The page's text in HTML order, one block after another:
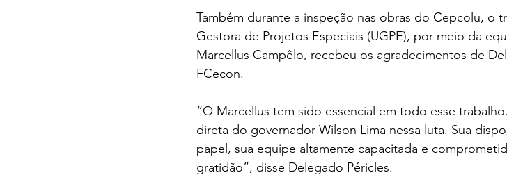
Também durante a inspeção nas obras do Cepcolu, o
Gestora de Projetos Especiais (UGPE), por meio da
Marcellus Campêlo, recebeu os agradecimentos de
FCecon.
“O Marcellus tem sido essencial em todo esse
direta do governador Wilson Lima nessa luta. Sua
papel, sua equipe altamente capacitada e
gratidão”, disse Delegado Péricles.